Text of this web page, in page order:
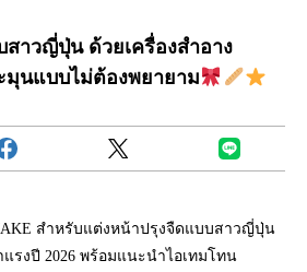
าวญี่ปุ่น ด้วยเครื่องสำอาง
มุนแบบไม่ต้องพยายาม
สำหรับแต่งหน้าปรุงจืดแบบสาวญี่ปุ่น
แรงปี 2026 พร้อมแนะนำไอเทมโทน